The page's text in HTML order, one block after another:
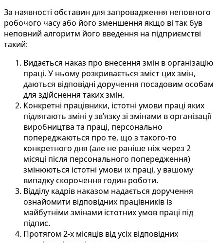
За наявності обставин для запровадження неповного
робочого часу або його зменшення якщо ві так був
неповний алгоритм його введення на підприємстві
такий:
Видається наказ про внесення змін в організацію
праці. У ньому розкривається зміст цих змін,
даються відповідні доручення посадовим особам
для здійснення таких змін.
Конкретні працівники, істотні умови праці яких
підлягають зміні у зв’язку зі змінами в організації
виробництва та праці, персонально
попереджаються про те, що з такого-то
конкретного дня (але не раніше ніж через 2
місяці після персонального попередження)
змінюються істотні умови їх праці, у вашому
випадку скорочення годин роботи.
Відділу кадрів наказом надається доручення
ознайомити відповідних працівників із
майбутніми змінами істотних умов праці під
підпис.
Протягом 2-х місяців від усіх відповідних